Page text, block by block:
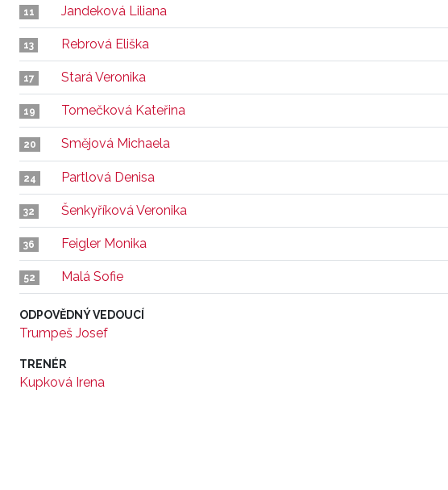
11 Jandeková Liliana
13 Rebrová Eliška
17 Stará Veronika
19 Tomečková Kateřina
20 Smějová Michaela
24 Partlová Denisa
32 Šenkyříková Veronika
36 Feigler Monika
52 Malá Sofie
ODPOVĚDNÝ VEDOUCÍ
Trumpeš Josef
TRENÉR
Kupková Irena